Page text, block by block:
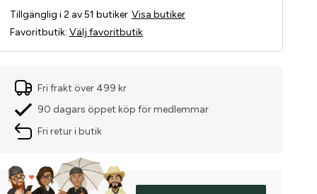
Tillgänglig i 2 av 51 butiker Visa butiker
Favoritbutik: Välj favoritbutik
Fri frakt över 499 kr
90 dagars öppet köp för medlemmar
Fri retur i butik